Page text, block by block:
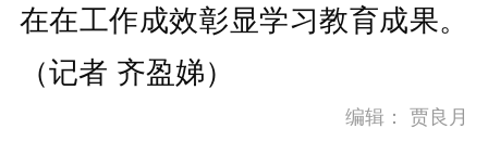
在在工作成效彰显学习教育成果。
（记者 齐盈娣）
编辑：贾良月